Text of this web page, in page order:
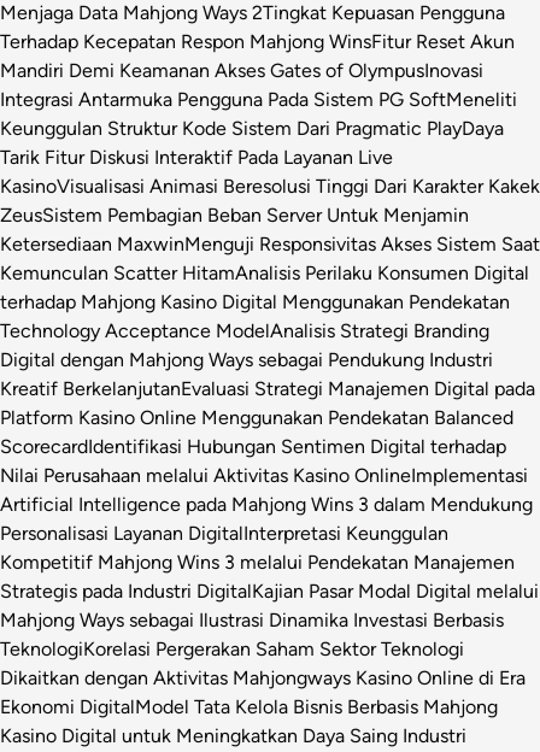
Menjaga Data Mahjong Ways 2Tingkat Kepuasan Pengguna
Terhadap Kecepatan Respon Mahjong WinsFitur Reset Akun
Mandiri Demi Keamanan Akses Gates of OlympusInovasi
Integrasi Antarmuka Pengguna Pada Sistem PG SoftMeneliti
Keunggulan Struktur Kode Sistem Dari Pragmatic PlayDaya
Tarik Fitur Diskusi Interaktif Pada Layanan Live
KasinoVisualisasi Animasi Beresolusi Tinggi Dari Karakter Kakek
ZeusSistem Pembagian Beban Server Untuk Menjamin
Ketersediaan MaxwinMenguji Responsivitas Akses Sistem Saat
Kemunculan Scatter HitamAnalisis Perilaku Konsumen Digital
terhadap Mahjong Kasino Digital Menggunakan Pendekatan
Technology Acceptance ModelAnalisis Strategi Branding
Digital dengan Mahjong Ways sebagai Pendukung Industri
Kreatif BerkelanjutanEvaluasi Strategi Manajemen Digital pada
Platform Kasino Online Menggunakan Pendekatan Balanced
ScorecardIdentifikasi Hubungan Sentimen Digital terhadap
Nilai Perusahaan melalui Aktivitas Kasino OnlineImplementasi
Artificial Intelligence pada Mahjong Wins 3 dalam Mendukung
Personalisasi Layanan DigitalInterpretasi Keunggulan
Kompetitif Mahjong Wins 3 melalui Pendekatan Manajemen
Strategis pada Industri DigitalKajian Pasar Modal Digital melalui
Mahjong Ways sebagai Ilustrasi Dinamika Investasi Berbasis
TeknologiKorelasi Pergerakan Saham Sektor Teknologi
Dikaitkan dengan Aktivitas Mahjongways Kasino Online di Era
Ekonomi DigitalModel Tata Kelola Bisnis Berbasis Mahjong
Kasino Digital untuk Meningkatkan Daya Saing Industri